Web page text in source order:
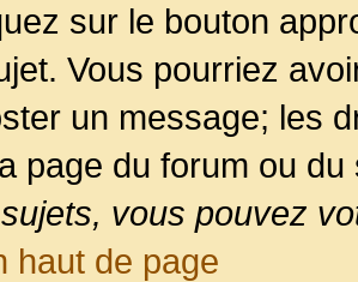
sur le bouton
Vous pourriez
un message; les
page du forum ou
vous pouvez
haut de page